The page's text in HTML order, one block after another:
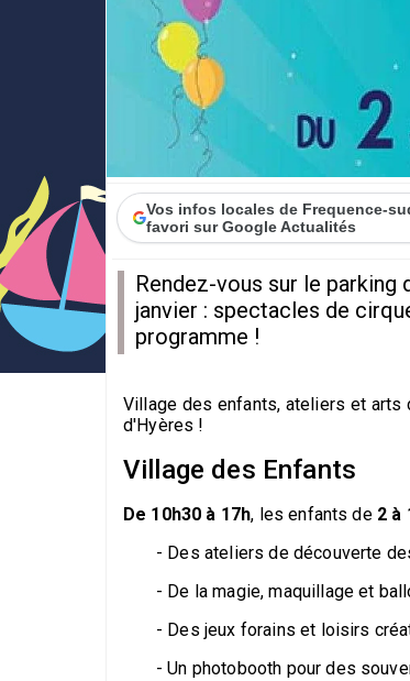
Vos infos locales de Frequence-
favori sur Google Actualités
Rendez-vous sur le parking
janvier : spectacles de
programme !
Village des enfants, ateliers et
d'Hyères !
Village des Enfants
De 10h30 à 17h, les enfants de 2 à
- Des ateliers de découverte
- De la magie, maquillage et
- Des jeux forains et loisirs
- Un photobooth pour des